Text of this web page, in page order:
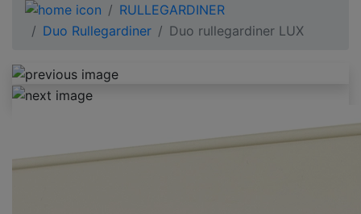
RULLEGARDINER
Duo Rullegardiner
Duo rullegardiner LUX